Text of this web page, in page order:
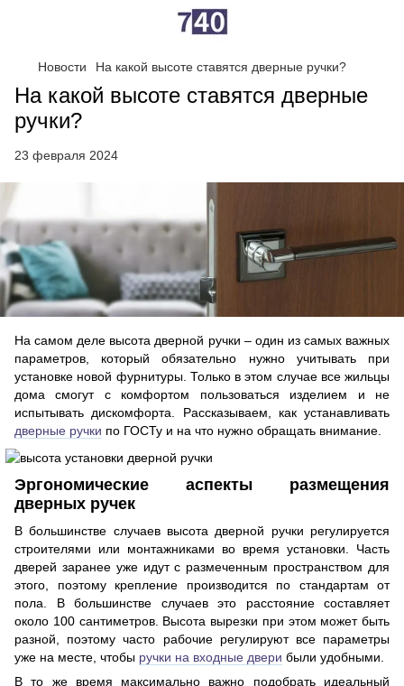
Новости На какой высоте ставятся дверные ручки?
На какой высоте ставятся дверные
ручки?
23 февраля 2024
На самом деле высота дверной ручки – один из самых важных
параметров, который обязательно нужно учитывать при
установке новой фурнитуры. Только в этом случае все жильцы
дома смогут с комфортом пользоваться изделием и не
испытывать дискомфорта. Рассказываем, как устанавливать
дверные ручки по ГОСТу и на что нужно обращать внимание.
Эргономические аспекты размещения
дверных ручек
В большинстве случаев высота дверной ручки регулируется
строителями или монтажниками во время установки. Часть
дверей заранее уже идут с размеченным пространством для
этого, поэтому крепление производится по стандартам от
пола. В большинстве случаев это расстояние составляет
около 100 сантиметров. Высота вырезки при этом может быть
разной, поэтому часто рабочие регулируют все параметры
уже на месте, чтобы ручки на входные двери были удобными.
В то же время максимально важно подобрать идеальный